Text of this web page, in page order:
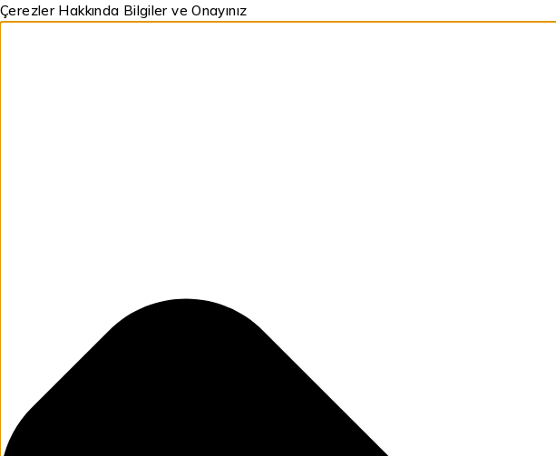
Çerezler Hakkında Bilgiler ve Onayınız